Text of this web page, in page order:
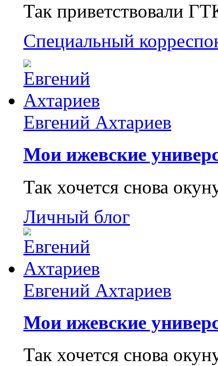
Так приветствовали
Специальный
Евгений Ахтариев
Мои ижевские
Так хочется снова
Личный блог
Евгений Ахтариев
Мои ижевские
Так хочется снова